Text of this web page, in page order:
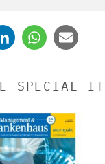
SPECIAL IT